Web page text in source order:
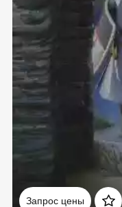
Запрос цены